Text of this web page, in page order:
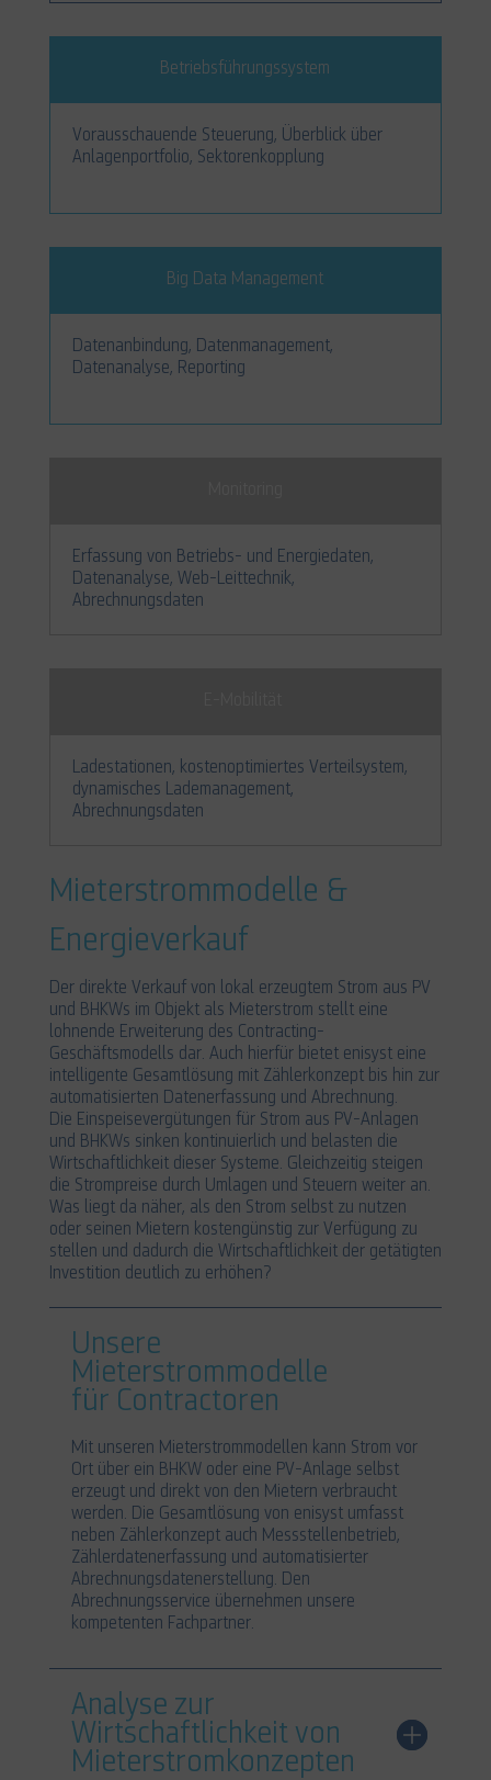
Betriebsführungssystem
Vorausschauende Steuerung, Überblick über
Anlagenportfolio, Sektorenkopplung
Big Data Management
Datenanbindung, Datenmanagement,
Datenanalyse, Reporting
Erfassung von Betriebs- und Energiedaten,
Datenanalyse, Web-Leittechnik,
Abrechnungsdaten
Ladestationen, kostenoptimiertes Verteilsystem,
dynamisches Lademanagement,
Abrechnungsdaten
Mieterstrommodelle &
Energieverkauf
Der direkte Verkauf von lokal erzeugtem Strom aus PV
und BHKWs im Objekt als Mieterstrom stellt eine
lohnende Erweiterung des Contracting-
Geschäftsmodells dar. Auch hierfür bietet enisyst eine
intelligente Gesamtlösung mit Zählerkonzept bis hin zur
automatisierten Datenerfassung und Abrechnung.
Die Einspeisevergütungen für Strom aus PV-Anlagen
und BHKWs sinken kontinuierlich und belasten die
Wirtschaftlichkeit dieser Systeme. Gleichzeitig steigen
die Strompreise durch Umlagen und Steuern weiter an.
Was liegt da näher, als den Strom selbst zu nutzen
oder seinen Mietern kostengünstig zur Verfügung zu
stellen und dadurch die Wirtschaftlichkeit der getätigten
Investition deutlich zu erhöhen?
Unsere
Mieterstrommodelle
für Contractoren
Mit unseren Mieterstrommodellen kann Strom vor
Ort über ein BHKW oder eine PV-Anlage selbst
erzeugt und direkt von den Mietern verbraucht
werden. Die Gesamtlösung von enisyst umfasst
neben Zählerkonzept auch Messstellenbetrieb,
Zählerdatenerfassung und automatisierter
Abrechnungsdatenerstellung. Den
Abrechnungsservice übernehmen unsere
kompetenten Fachpartner.
Analyse zur
Wirtschaftlichkeit von
Mieterstromkonzepten